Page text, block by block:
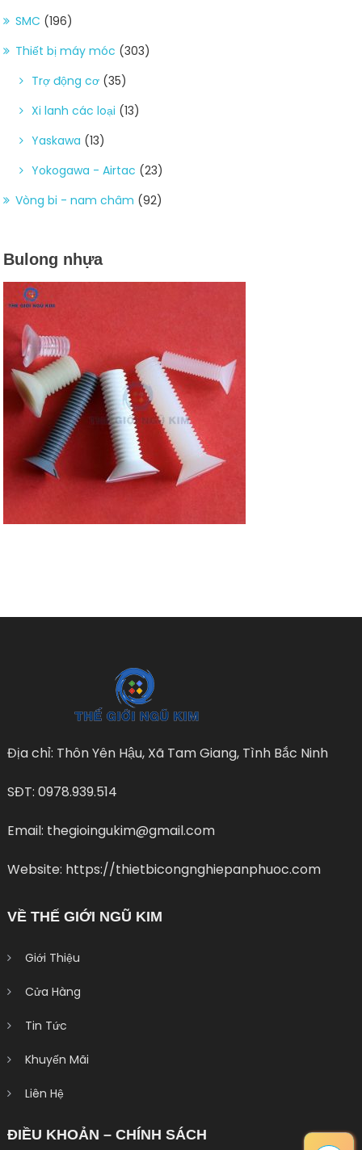
SMC (196)
Thiết bị máy móc (303)
Trợ động cơ (35)
Xi lanh các loại (13)
Yaskawa (13)
Yokogawa - Airtac (23)
Vòng bi - nam châm (92)
Bulong nhựa
Địa chỉ: Thôn Yên Hậu, Xã Tam Giang, Tình Bắc Ninh
SĐT: 0978.939.514
Email: thegioingukim@gmail.com
Website: https://thietbicongnghiepanphuoc.com
VỀ THẾ GIỚI NGŨ KIM
Giới Thiệu
Cửa Hàng
Tin Tức
Khuyến Mãi
Liên Hệ
ĐIỀU KHOẢN – CHÍNH SÁCH